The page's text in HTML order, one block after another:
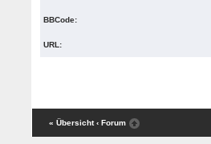
BBCode:
URL:
« Übersicht ‹ Forum